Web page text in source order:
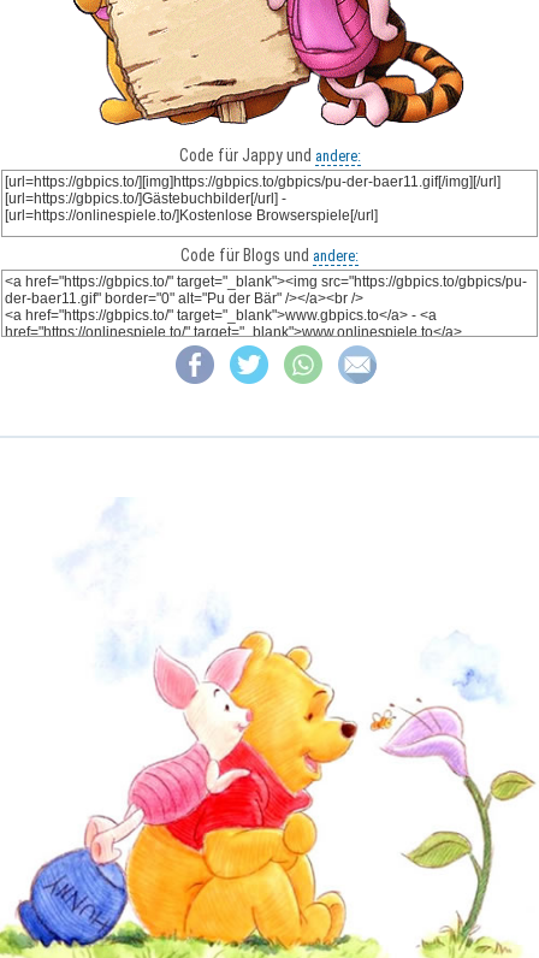
Code für Jappy und andere:
Code für Blogs und andere: